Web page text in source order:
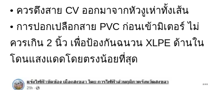
• ควรดึงสาย CV ออกมาจากหัวงูเห่าทั้งเส้น
• การปอกเปลือกสาย PVC ก่อนเข้ามิเตอร์ ไม่
ควรเกิน 2 นิ้ว เพื่อป้องกันฉนวน XLPE ด้านใน
โดนแสงแดดโดยตรงน้อยที่สุด